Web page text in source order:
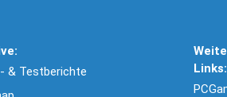
& Testberichte
Links: